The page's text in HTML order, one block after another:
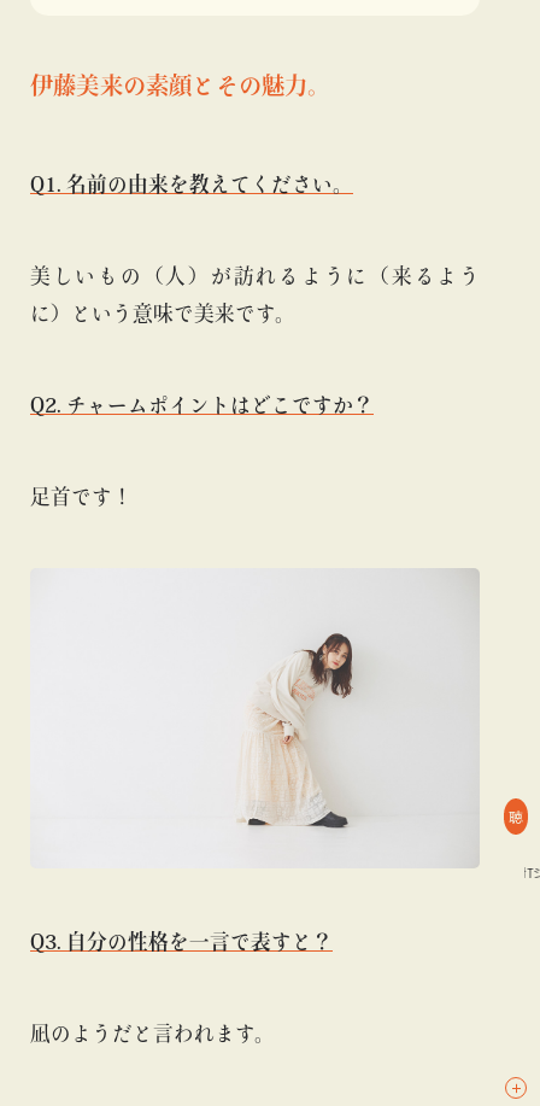
伊藤美来の素顔とその魅力。
Q1. 名前の由来を教えてください。
美しいもの（人）が訪れるように（来るよう
に）という意味で美来です。
Q2. チャームポイントはどこですか？
足首です！
Q3. 自分の性格を一言で表すと？
凪のようだと言われます。
聴
#BEAMS MANGART #Tシャ